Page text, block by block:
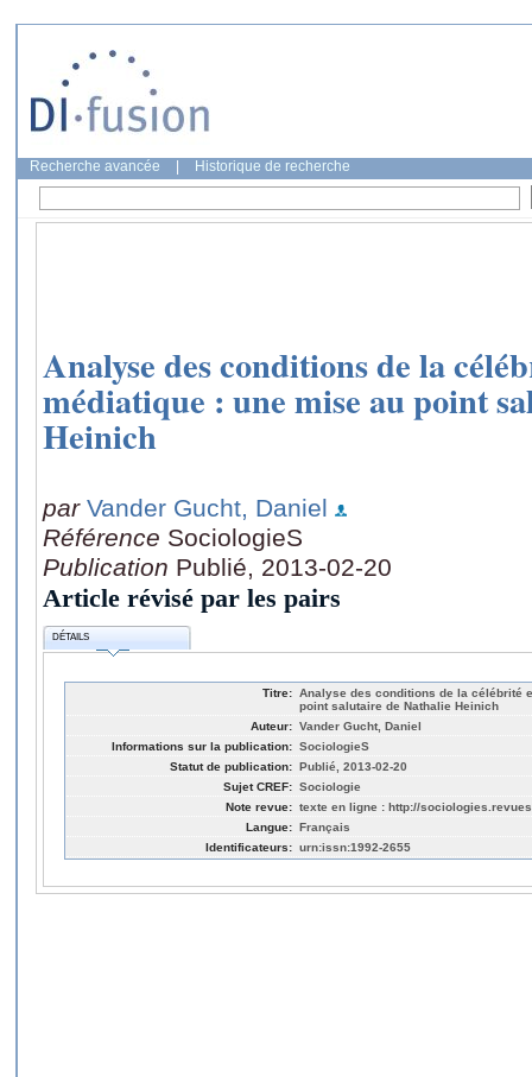
Recherche avancée Historique de recherche
Analyse des conditions de la
médiatique : une mise au point
Heinich
par Vander Gucht, Daniel
Référence SociologieS
Publication Publié, 2013-02-20
Article révisé par les pairs
DÉTAILS
Titre: Analyse des conditions de la célébrité
point salutaire de Nathalie Heinich
Auteur: Vander Gucht, Daniel
Informations sur la publication: SociologieS
Statut de publication: Publié, 2013-02-20
Sujet CREF: Sociologie
Note revue: texte en ligne : http://
Langue: Français
Identificateurs: urn:issn:1992-2655